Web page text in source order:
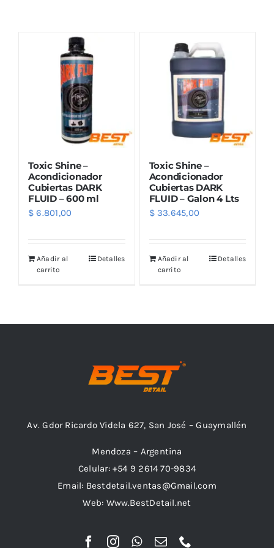
Combos
Mayorista
Marcas
Toxic Shine –
Acondicionador
Cubiertas DARK
FLUID – 600 ml
$ 6.801,00
Añadir al
carrito
Detalles
Toxic Shine –
Acondicionador
Cubiertas DARK
FLUID – Galon 4 Lts
$33.645,00
Añadir al
carrito
Detalles
Av. Gdor Ricardo Videla 627, San José – Guaymallén
Mendoza – Argentina
Celular: +54 9 2614 70-9834
Email: Bestdetail.ventas@Gmail.com
Web: Www.BestDetail.net